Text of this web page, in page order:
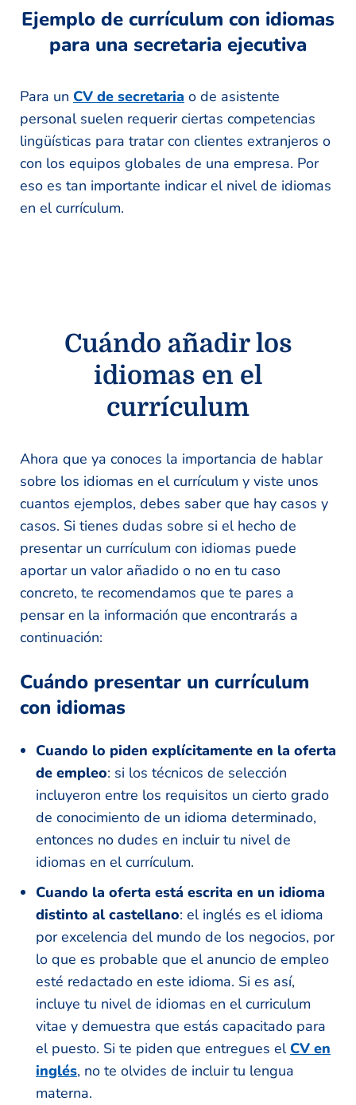
Ejemplo de currículum con idiomas
para una secretaria ejecutiva
Para un CV de secretaria o de asistente
personal suelen requerir ciertas competencias
lingüísticas para tratar con clientes extranjeros o
con los equipos globales de una empresa. Por
eso es tan importante indicar el nivel de idiomas
en el currículum.
Cuándo añadir los
idiomas en el
currículum
Ahora que ya conoces la importancia de hablar
sobre los idiomas en el currículum y viste unos
cuantos ejemplos, debes saber que hay casos y
casos. Si tienes dudas sobre si el hecho de
presentar un currículum con idiomas puede
aportar un valor añadido o no en tu caso
concreto, te recomendamos que te pares a
pensar en la información que encontrarás a
continuación:
Cuándo presentar un currículum
con idiomas
Cuando lo piden explícitamente en la oferta
de empleo: si los técnicos de selección
incluyeron entre los requisitos un cierto grado
de conocimiento de un idioma determinado,
entonces no dudes en incluir tu nivel de
idiomas en el currículum.
Cuando la oferta está escrita en un idioma
distinto al castellano: el inglés es el idioma
por excelencia del mundo de los negocios, por
lo que es probable que el anuncio de empleo
esté redactado en este idioma. Si es así,
incluye tu nivel de idiomas en el curriculum
vitae y demuestra que estás capacitado para
el puesto. Si te piden que entregues el CV en
inglés, no te olvides de incluir tu lengua
materna.